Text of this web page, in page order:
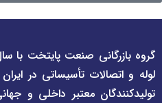
گروه بازرگانی صنعت پایتخت با
لوله و اتصالات تأسیساتی در
تولیدکنندگان معتبر داخلی و